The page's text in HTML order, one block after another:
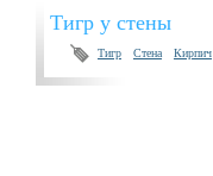
Тигр у стены
Тигр Стена Кирпич